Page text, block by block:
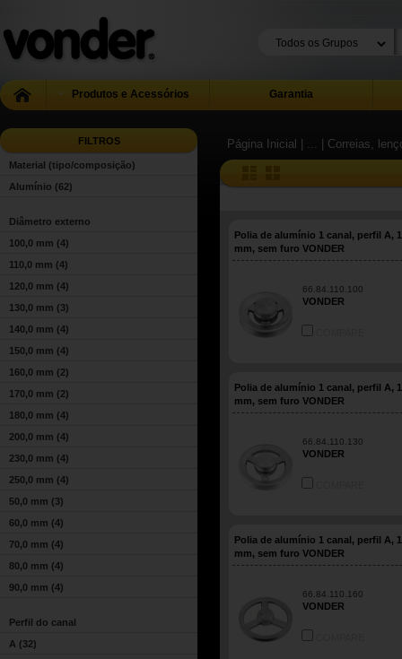
Produtos e Acessórios Garantia
FILTROS
Material (tipo/composição)
Alumínio (62)
Diâmetro externo
100,0 mm (4)
110,0 mm (4)
120,0 mm (4)
130,0 mm (3)
140,0 mm (4)
150,0 mm (4)
160,0 mm (2)
170,0 mm (2)
180,0 mm (4)
200,0 mm (4)
230,0 mm (4)
250,0 mm (4)
50,0 mm (3)
60,0 mm (4)
70,0 mm (4)
80,0 mm (4)
90,0 mm (4)
Perfil do canal
A (32)
Página Inicial | ... | Correias,
Polia de alumínio 1 canal, perfil A,
mm, sem furo VONDER
66.84.110.100
VONDER
Polia de alumínio 1 canal, perfil A,
mm, sem furo VONDER
66.84.110.130
VONDER
Polia de alumínio 1 canal, perfil A,
mm, sem furo VONDER
66.84.110.160
VONDER